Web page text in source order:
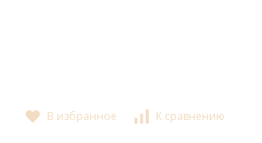
В избранное К сравнению